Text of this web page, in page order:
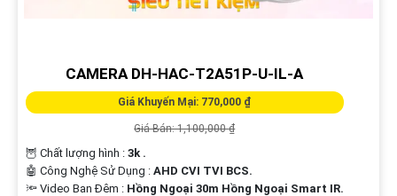
CAMERA DH-HAC-T2A51P-U-IL-A
Giá Khuyến Mại: 770,000 ₫
Giá Bán: 1,100,000 ₫
🦉 Chất lượng hình : 3k .
🤖️ Công Nghệ Sử Dụng : AHD CVI TVI BCS.
🔦 Video Ban Đêm : Hồng Ngoại 30m Hồng Ngoại Smart IR.